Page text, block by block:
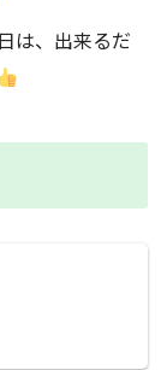
は、出来るだ